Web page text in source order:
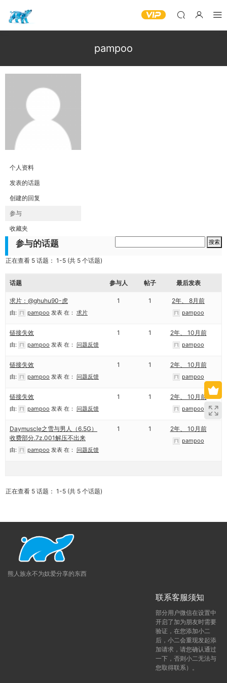
pampoo
个人资料
发表的话题
创建的回复
参与
收藏夹
参与的话题
正在查看 5 话题： 1-5 (共 5 个话题)
话题 参与人 帖子 最后发表
求片：@ghuhu90-虎
由: pampoo 发表 在： 求片
1 1 2年、 8月前
pampoo
链接失效
由: pampoo 发表 在： 问题反馈
1 1 2年、 10月前
pampoo
链接失效
由: pampoo 发表 在： 问题反馈
1 1 2年、 10月前
pampoo
链接失效
由: pampoo 发表 在： 问题反馈
1 1 2年、 10月前
pampoo
Daymuscle之雪与男人（6.5G）
收费部分.7z.001解压不出来
由: pampoo 发表 在： 问题反馈
1 1 2年、 10月前
pampoo
正在查看 5 话题： 1-5 (共 5 个话题)
熊人族永不为奴爱分享的东西
联系客服须知
部分用户微信在设置中
开启了加为朋友时需要
验证，在您添加小二
后，小二会重现发起添
加请求，请您确认通过
一下，否则小二无法与
您取得联系）。